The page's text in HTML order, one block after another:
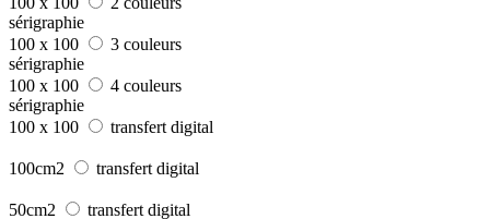
sérigraphie
100 x 100
3 couleurs
sérigraphie
100 x 100
4 couleurs
sérigraphie
100 x 100
transfert digital
100cm2 transfert digital
50cm2 transfert digital